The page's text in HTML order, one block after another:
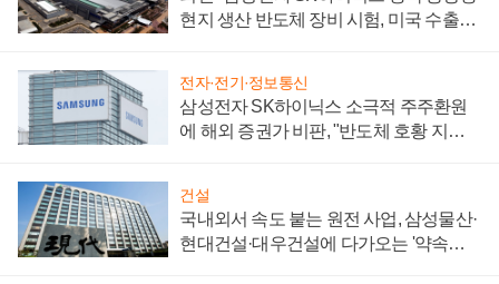
현지 생산 반도체 장비 시험, 미국 수출통
전자·전기·정보통신
삼성전자 SK하이닉스 소극적 주주환원
에 해외 증권가 비판, "반도체 호황 지속
건설
국내외서 속도 붙는 원전 사업, 삼성물산·
현대건설·대우건설에 다가오는 '약속의